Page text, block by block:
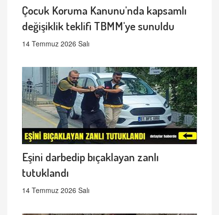
Çocuk Koruma Kanunu'nda kapsamlı
değişiklik teklifi TBMM'ye sunuldu
14 Temmuz 2026 Salı
Eşini darbedip bıçaklayan zanlı
tutuklandı
14 Temmuz 2026 Salı